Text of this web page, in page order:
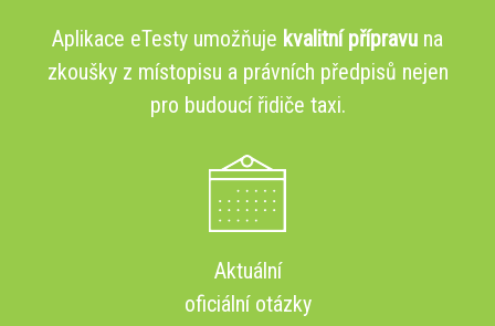
Aplikace eTesty umožňuje kvalitní přípravu na
zkoušky z místopisu a právních předpisů nejen
pro budoucí řidiče taxi.
Aktuální
oficiální otázky